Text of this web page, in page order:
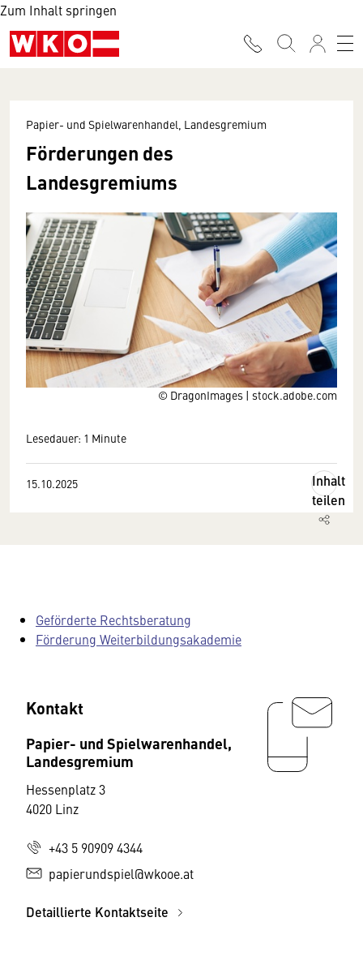
Zum Inhalt springen
© DragonImages | stock.adobe.com
Papier- und Spielwarenhandel, Landesgremium
Förderungen des
Landesgremiums
Lesedauer: 1 Minute
15.10.2025
Inhalt
teilen
Geförderte Rechtsberatung
Förderung Weiterbildungsakademie
Kontakt
Papier- und Spielwarenhandel,
Landesgremium
Hessenplatz 3
4020 Linz
+43 5 90909 4344
papierundspiel@wkooe.at
Detaillierte Kontaktseite